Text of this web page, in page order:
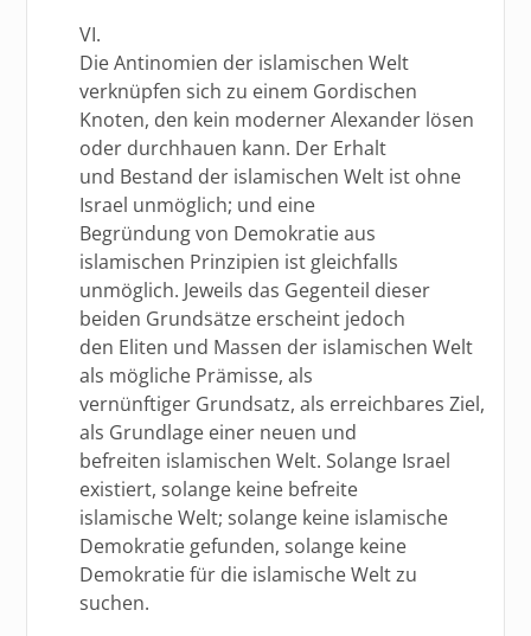
VI.
Die Antinomien der islamischen Welt
verknüpfen sich zu einem Gordischen
Knoten, den kein moderner Alexander lösen
oder durchhauen kann. Der Erhalt
und Bestand der islamischen Welt ist ohne
Israel unmöglich; und eine
Begründung von Demokratie aus
islamischen Prinzipien ist gleichfalls
unmöglich. Jeweils das Gegenteil dieser
beiden Grundsätze erscheint jedoch
den Eliten und Massen der islamischen Welt
als mögliche Prämisse, als
vernünftiger Grundsatz, als erreichbares Ziel,
als Grundlage einer neuen und
befreiten islamischen Welt. Solange Israel
existiert, solange keine befreite
islamische Welt; solange keine islamische
Demokratie gefunden, solange keine
Demokratie für die islamische Welt zu
suchen.